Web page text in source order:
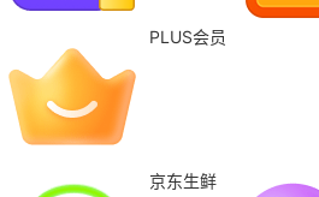
PLUS会员
京东生鲜